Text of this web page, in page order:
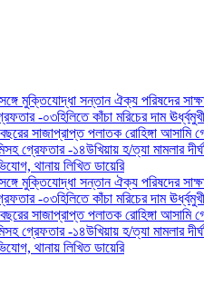
মুক্তিযোদ্ধা সন্তান ঐক্য পরিষদের
-০৩হিলিতে কাঁচা মরিচের দাম
সাজাপ্রাপ্ত পলাতক রোহিঙ্গা আসামি
গ্রেফতার -১৪উখিয়ায় হ/ত্যা মামলার
থানায় লিখিত ডায়েরি
মুক্তিযোদ্ধা সন্তান ঐক্য পরিষদের
-০৩হিলিতে কাঁচা মরিচের দাম
সাজাপ্রাপ্ত পলাতক রোহিঙ্গা আসামি
গ্রেফতার -১৪উখিয়ায় হ/ত্যা মামলার
থানায় লিখিত ডায়েরি